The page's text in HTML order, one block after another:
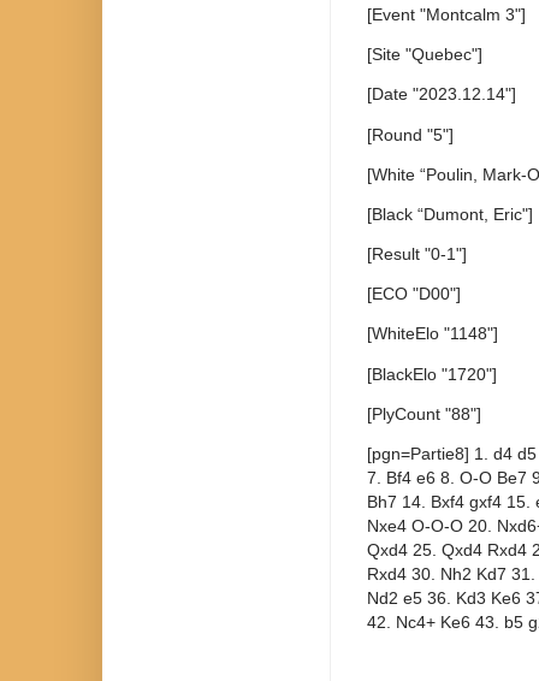
[Event "Montcalm 3"]
[Site "Quebec"]
[Date "2023.12.14"]
[Round "5"]
[White “Poulin, Mark-
[Black “Dumont, Eric"]
[Result "0-1"]
[ECO "D00"]
[WhiteElo "1148"]
[BlackElo "1720"]
[PlyCount "88"]
[pgn=Partie8] 1. d4
7. Bf4 e6 8. O-O Be7
Bh7 14. Bxf4 gxf4 15.
Nxe4 O-O-O 20.
Qxd4 25. Qxd4 Rxd4
Rxd4 30. Nh2 Kd7
Nd2 e5 36. Kd3 Ke6
42. Nc4+ Ke6 43. b5